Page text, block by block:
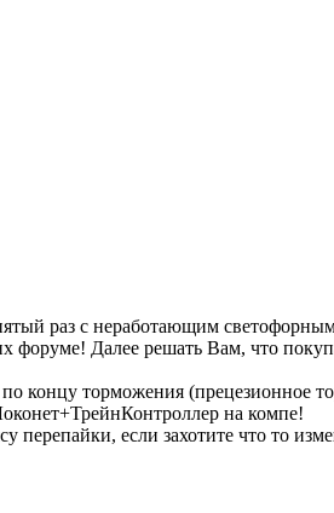
раз с неработающим
форуме! Далее решать Вам, что
по концу торможения
на компе!
перепайки, если захотите что то